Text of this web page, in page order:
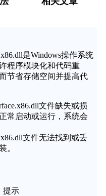
是Windows操作系统
程序模块化和代码重
节省存储空间并提高代
文件缺失或损
常启动或运行，系统会
文件无法找到或丢
。
提示